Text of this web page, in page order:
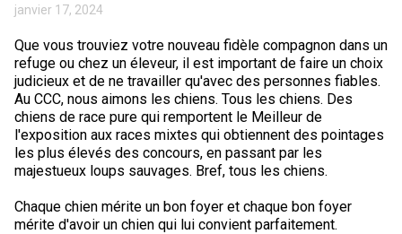
Le choix d’une race
Tous les chiens
Chiens de berger
Appenzeller sennenhund
Bouvier australien
Lévriers et chiens courants
Lévrier afghan
Chiens de compagnie
Trouver un éleveur responsable
Programme Bon voisin canin du CCC
Je veux faire tester mon chien
Je veux devenir évaluateur
Ressources pour les évaluateurs et les clubs
Organiser un test CGN
Éducation
Assurance vétérinaire
Nutrition
Santé
Toilettage
Création d'un club
Ressources pour les clubs
Informations sur l'éducation
Quoi de neuf?
FAQ
Élevage
Standards de race du CCC
Profilage d'ADN
Programme intégré sur la santé des races
Éducation des éleveurs
Ressources éducatives
Événements
L’Exposition du championnat national du CCC 2026
Aperçu des événements
Agilité
Calendrier - événements
Formulaires
Le courrier canin
Adhésion au CCC
Sans frais 1-855-364-7252
5397 Eglinton Avenue W.
Bureau 101
Etobicoke (Ontario)
M9C 5K6
lundi à vendredi
9 h à 17 h
HNE
janvier 17, 2024
Que vous trouviez votre nouveau fidèle compagnon dans un
refuge ou chez un éleveur, il est important de faire un choix
judicieux et de ne travailler qu'avec des personnes fiables.
Au CCC, nous aimons les chiens. Tous les chiens. Des
chiens de race pure qui remportent le Meilleur de
l'exposition aux races mixtes qui obtiennent des pointages
les plus élevés des concours, en passant par les
majestueux loups sauvages. Bref, tous les chiens.
Chaque chien mérite un bon foyer et chaque bon foyer
mérite d'avoir un chien qui lui convient parfaitement.